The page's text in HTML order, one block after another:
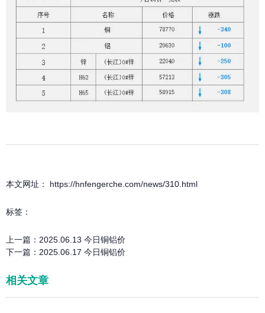
本文网址： https://hnfengerche.com/news/310.html
标签：
上一篇： 2025.06.13 今日铜铝价
下一篇： 2025.06.17 今日铜铝价
相关文章